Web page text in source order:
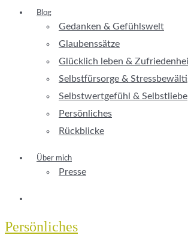
Blog
Gedanken & Gefühlswelt
Glaubenssätze
Glücklich leben &
Selbstfürsorge &
Selbstwertgefühl & Selbstliebe
Persönliches
Rückblicke
Über mich
Presse
Persönliches